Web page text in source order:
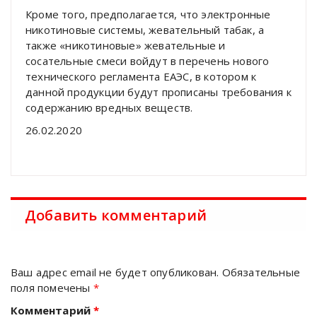
Кроме того, предполагается, что электронные
никотиновые системы, жевательный табак, а
также «никотиновые» жевательные и
сосательные смеси войдут в перечень нового
технического регламента ЕАЭС, в котором к
данной продукции будут прописаны требования к
содержанию вредных веществ.
26.02.2020
Добавить комментарий
Ваш адрес email не будет опубликован. Обязательные
поля помечены *
Комментарий*